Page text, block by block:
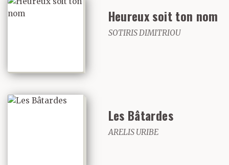
Heureux soit ton nom
SOTIRIS DIMITRIOU
Les Bâtardes
ARELIS URIBE